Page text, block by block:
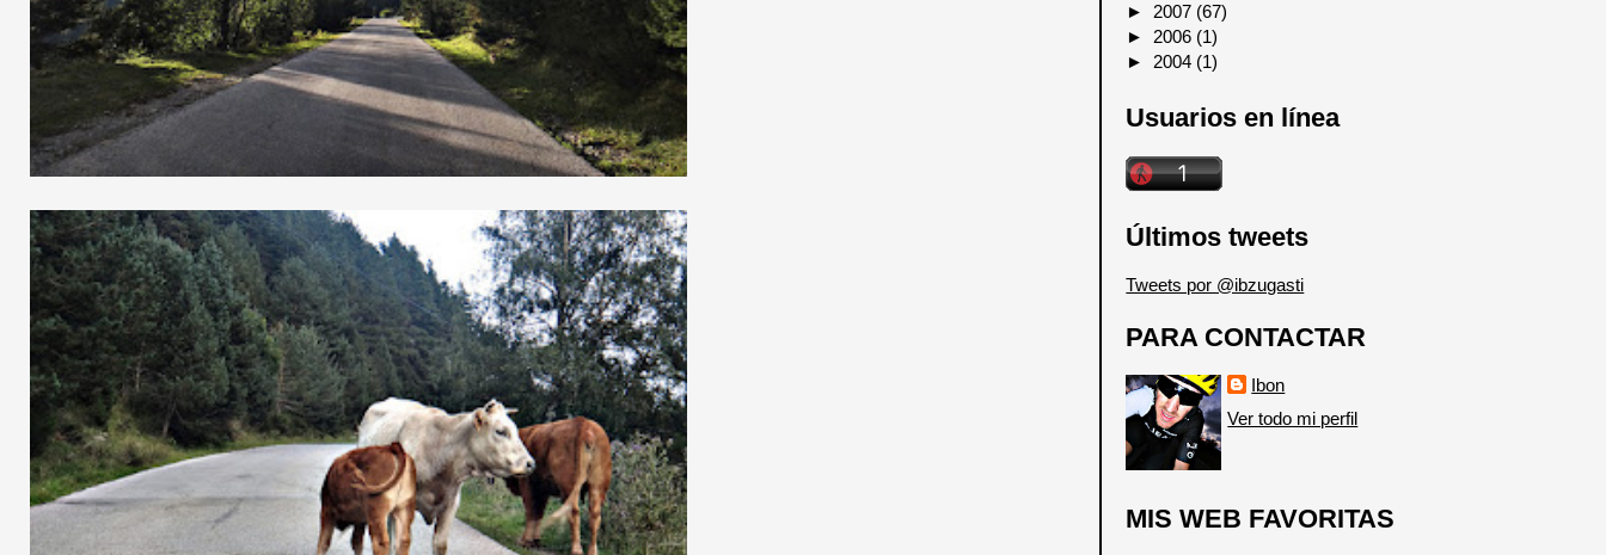
►2007 (67)
► 2006 (1)
► 2004 (1)
Usuarios en línea
Últimos tweets
Tweets por @ibzugasti
PARA CONTACTAR
Ibon
Ver todo mi perfil
MIS WEB FAVORITAS